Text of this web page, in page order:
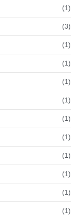
(1)
(3)
(1)
(1)
(1)
(1)
(1)
(1)
(1)
(1)
(1)
(1)